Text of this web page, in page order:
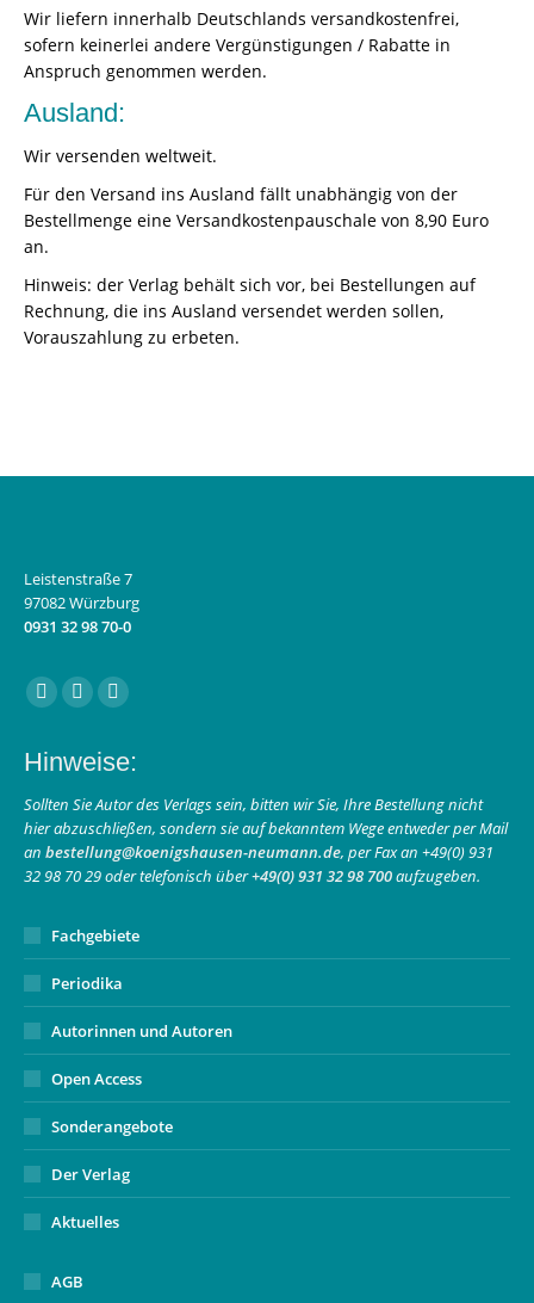
Wir liefern innerhalb Deutschlands versandkostenfrei,
sofern keinerlei andere Vergünstigungen / Rabatte in
Anspruch genommen werden.
Ausland:
Wir versenden weltweit.
Für den Versand ins Ausland fällt unabhängig von der
Bestellmenge eine Versandkostenpauschale von 8,90 Euro
an.
Hinweis: der Verlag behält sich vor, bei Bestellungen auf
Rechnung, die ins Ausland versendet werden sollen,
Vorauszahlung zu erbeten.
Leistenstraße 7
97082 Würzburg
0931 32 98 70-0
Finden Sie uns auf:
Facebook
opens
in
new
window
Instagram
opens
in
new
window
E-
page
opens
in
new
window
Hinweise:
Sollten Sie Autor des Verlags sein, bitten wir Sie, Ihre Bestellung nicht
hier abzuschließen, sondern sie auf bekanntem Wege entweder per Mail
an bestellung@koenigshausen-neumann.de, per Fax an +49(0) 931
32 98 70 29 oder telefonisch über+49(0) 931 32 98 700aufzugeben.
Fachgebiete
Periodika
Autorinnen und Autoren
Open Access
Sonderangebote
Der Verlag
Aktuelles
AGB